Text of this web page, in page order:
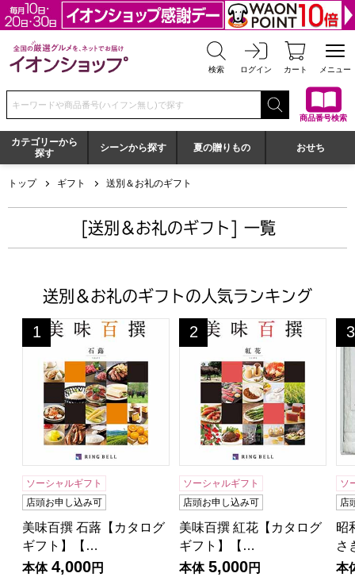
全国の厳選グルメを、ネットでお届け イオンショップ
検索 ログイン カート メニュー
検索キーワードまたは商品番号を入力してください
商品番号検索
カテゴリーから
探す
シーンから探す 夏の贈りもの おせち
トップ ギフト 送別＆お礼のギフト
[送別＆お礼のギフト] 一覧
送別＆お礼のギフトの人気ランキング
美味百撰 石蕗【カタログギフト】【贈りものカタログ】
1
位
ソーシャルギフト
店頭お申し込み可
美味百撰 石蕗【カタログ
ギフト】【…
本体 4,000円
美味百撰 紅花【カタログギ
2
位
ソーシャルギフト
店頭お申し込み可
美味百撰 紅花【カタログ
ギフト】【…
本体 5,000円
3
位
ソ
店
昭
さ
本